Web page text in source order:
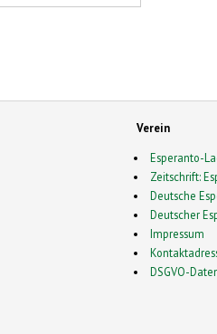
Verein
Esperanto-
Zeitschrift:
Deutsche
Deutscher
Impressum
DSGVO-